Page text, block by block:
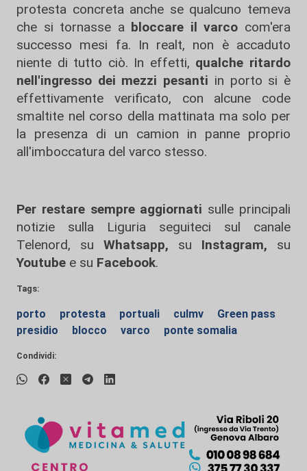
protesta concreta anche se qualcuno temeva
che si tornasse a bloccare il varco com'era
successo mesi fa. In realt, non è accaduto
niente di tutto ciò. In effetti, qualche ritardo
nell'ingresso dei mezzi pesanti in porto si è
effettivamente verificato, con alcune code
smaltite nel corso della mattinata ma solo per
la presenza di un camion in panne proprio
all'imboccatura del varco stesso.
Per restare sempre aggiornati sulle principali
notizie sulla Liguria seguiteci sul canale
Telenord, su
Whatsapp, su Instagram, su
Youtube e su Facebook.
Tags:
porto protesta portuali culmv
Green pass
presidio
blocco varco ponte somalia
Condividi: